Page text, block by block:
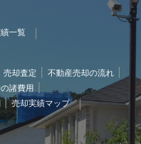
一覧
売却査定
不動産売却の流れ
諸費用
売却実績マップ